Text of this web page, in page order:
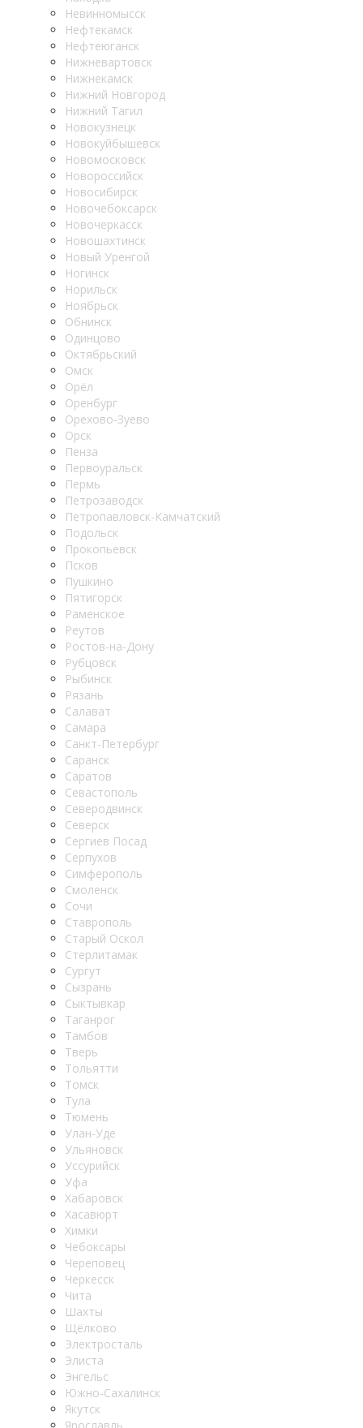
Невинномысск
Нефтекамск
Нефтеюганск
Нижневартовск
Нижнекамск
Нижний Новгород
Нижний Тагил
Новокузнецк
Новокуйбышевск
Новомосковск
Новороссийск
Новосибирск
Новочебоксарск
Новочеркасск
Новошахтинск
Новый Уренгой
Ногинск
Норильск
Ноябрьск
Обнинск
Одинцово
Октябрьский
Омск
Орёл
Оренбург
Орехово-Зуево
Орск
Пенза
Первоуральск
Пермь
Петрозаводск
Петропавловск-Камчатский
Подольск
Прокопьевск
Псков
Пушкино
Пятигорск
Раменское
Реутов
Ростов-на-Дону
Рубцовск
Рыбинск
Рязань
Салават
Самара
Санкт-Петербург
Саранск
Саратов
Севастополь
Северодвинск
Северск
Сергиев Посад
Серпухов
Симферополь
Смоленск
Сочи
Ставрополь
Старый Оскол
Стерлитамак
Сургут
Сызрань
Сыктывкар
Таганрог
Тамбов
Тверь
Тольятти
Томск
Тула
Тюмень
Улан-Уде
Ульяновск
Уссурийск
Уфа
Хабаровск
Хасавюрт
Химки
Чебоксары
Череповец
Черкесск
Чита
Шахты
Щёлково
Электросталь
Элиста
Энгельс
Южно-Сахалинск
Якутск
Ярославль